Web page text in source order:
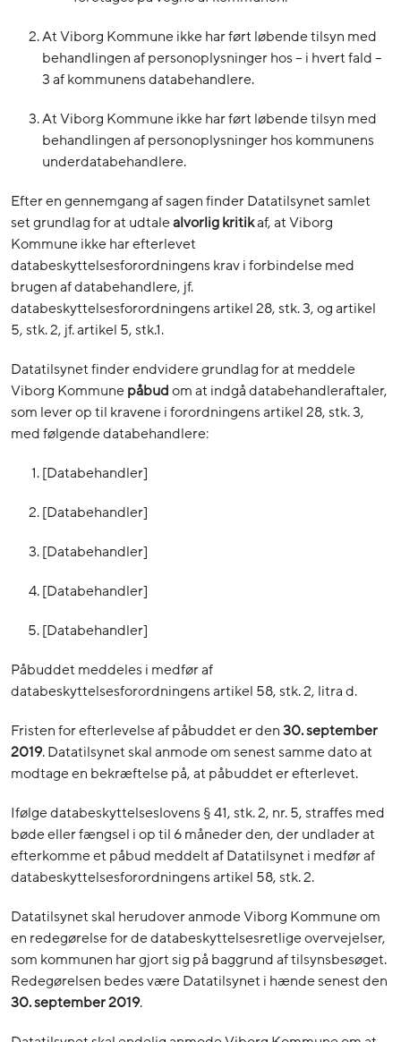
At Viborg Kommune ikke har ført løbende tilsyn med
behandlingen af personoplysninger hos – i hvert fald –
3 af kommunens databehandlere.
At Viborg Kommune ikke har ført løbende tilsyn med
behandlingen af personoplysninger hos kommunens
underdatabehandlere.
Efter en gennemgang af sagen finder Datatilsynet samlet
set grundlag for at udtalealvorlig kritikaf, at Viborg
Kommune ikke har efterlevet
databeskyttelsesforordningens krav i forbindelse med
brugen af databehandlere, jf.
databeskyttelsesforordningens artikel 28, stk. 3, og artikel
5, stk. 2, jf. artikel 5, stk.1.
Datatilsynet finder endvidere grundlag for at meddele
Viborg Kommunepåbudom at indgå databehandleraftaler,
som lever op til kravene i forordningens artikel 28, stk. 3,
med følgende databehandlere:
[Databehandler]
[Databehandler]
[Databehandler]
[Databehandler]
[Databehandler]
Påbuddet meddeles i medfør af
databeskyttelsesforordningens artikel 58, stk. 2, litra d.
Fristen for efterlevelse af påbuddet er den30. september
2019. Datatilsynet skal anmode om senest samme dato at
modtage en bekræftelse på, at påbuddet er efterlevet.
Ifølge databeskyttelseslovens § 41, stk. 2, nr. 5, straffes med
bøde eller fængsel i op til 6 måneder den, der undlader at
efterkomme et påbud meddelt af Datatilsynet i medfør af
databeskyttelsesforordningens artikel 58, stk. 2.
Datatilsynet skal herudover anmode Viborg Kommune om
en redegørelse for de databeskyttelsesretlige overvejelser,
som kommunen har gjort sig på baggrund af tilsynsbesøget.
Redegørelsen bedes være Datatilsynet i hænde senest den
30. september 2019.